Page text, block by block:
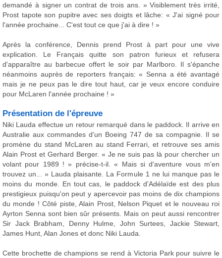
demandé à signer un contrat de trois ans. » Visiblement très irrité,
Prost tapote son pupitre avec ses doigts et lâche: « J'ai signé pour
l'année prochaine... C'est tout ce que j'ai à dire ! »
Après la conférence, Dennis prend Prost à part pour une vive
explication. Le Français quitte son patron furieux et refusera
d'apparaître au barbecue offert le soir par Marlboro. Il s'épanche
néanmoins auprès de reporters français: « Senna a été avantagé
mais je ne peux pas le dire tout haut, car je veux encore conduire
pour McLaren l'année prochaine ! »
Présentation de l'épreuve
Niki Lauda effectue un retour remarqué dans le paddock. Il arrive en
Australie aux commandes d'un Boeing 747 de sa compagnie. Il se
promène du stand McLaren au stand Ferrari, et retrouve ses amis
Alain Prost et Gerhard Berger. « Je ne suis pas là pour chercher un
volant pour 1989 ! » précise-t-il. « Mais si d'aventure vous m'en
trouvez un... » Lauda plaisante. La Formule 1 ne lui manque pas le
moins du monde. En tout cas, le paddock d'Adélaïde est des plus
prestigieux puisqu'on peut y apercevoir pas moins de dix champions
du monde ! Côté piste, Alain Prost, Nelson Piquet et le nouveau roi
Ayrton Senna sont bien sûr présents. Mais on peut aussi rencontrer
Sir Jack Brabham, Denny Hulme, John Surtees, Jackie Stewart,
James Hunt, Alan Jones et donc Niki Lauda.
Cette brochette de champions se rend à Victoria Park pour suivre le